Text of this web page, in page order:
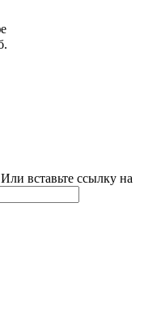
Или вставьте ссылку на